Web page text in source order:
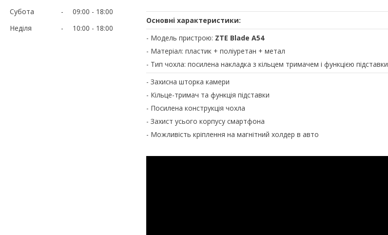
Субота
09:00
18:00
Неділя
10:00 18:00
Основні характеристики:
- Модель пристрою: ZTE Blade A54
- Матеріал: пластик + поліуретан + метал
- Тип чохла: посилена накладка з кільцем тримачем і функцією підставки
- Захисна шторка камери
- Кільце-тримач та функція підставки
- Посилена конструкція чохла
- Захист усього корпусу смартфона
- Можливість кріплення на магнітний холдер в авто